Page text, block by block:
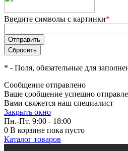
Введите символы с картинки*
* - Поля, обязательные для
Сообщение отправлено
Ваше сообщение успешно
Вами свяжется наш специалист
Закрыть окно
Пн.-Пт. 9:00 - 18:00
0 В корзине пока пусто
Каталог товаров